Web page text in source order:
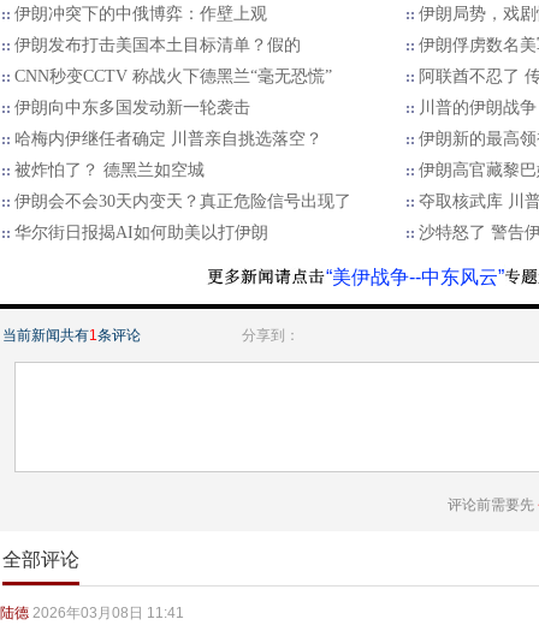
伊朗冲突下的中俄博弈：作壁上观
伊朗局势，戏
伊朗发布打击美国本土目标清单？假的
伊朗俘虏数名
CNN秒变CCTV 称战火下德黑兰“毫无恐慌”
阿联酋不忍了
伊朗向中东多国发动新一轮袭击
川普的伊朗战
哈梅内伊继任者确定 川普亲自挑选落空？
伊朗新的最高
被炸怕了？ 德黑兰如空城
伊朗高官藏黎
伊朗会不会30天内变天？真正危险信号出现了
夺取核武库 川
华尔街日报揭AI如何助美以打伊朗
沙特怒了 警告
“美伊战争--中东风云”
当前新闻共有1条评论 分享到：
评论前需要先
全部评论
陆德 2026年03月08日 11:41